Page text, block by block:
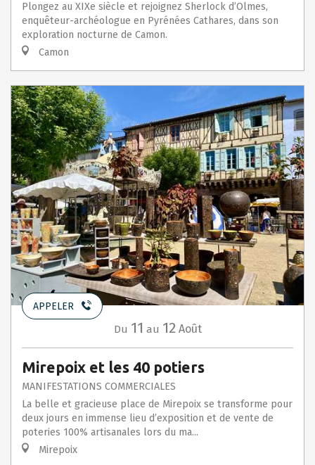
Plongez au XIXe siècle et rejoignez Sherlock d’Olmes,
enquêteur-archéologue en Pyrénées Cathares, dans son
exploration nocturne de Camon.
Camon
APPELER
Du 11 au 12 Août
Mirepoix et les 40 potiers
MANIFESTATIONS COMMERCIALES
La belle et gracieuse place de Mirepoix se transforme pour
deux jours en immense lieu d’exposition et de vente de
poteries 100% artisanales lors du ma...
Mirepoix